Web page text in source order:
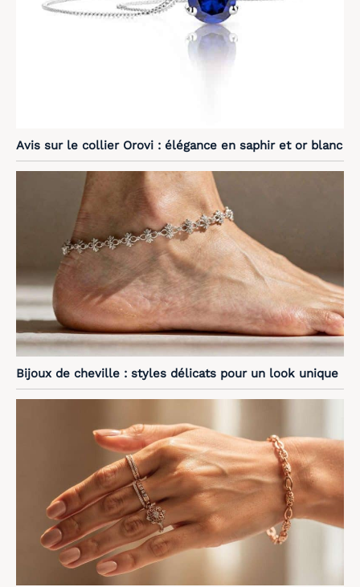
Avis sur le collier Orovi : élégance en saphir et or blanc
Bijoux de cheville : styles délicats pour un look unique